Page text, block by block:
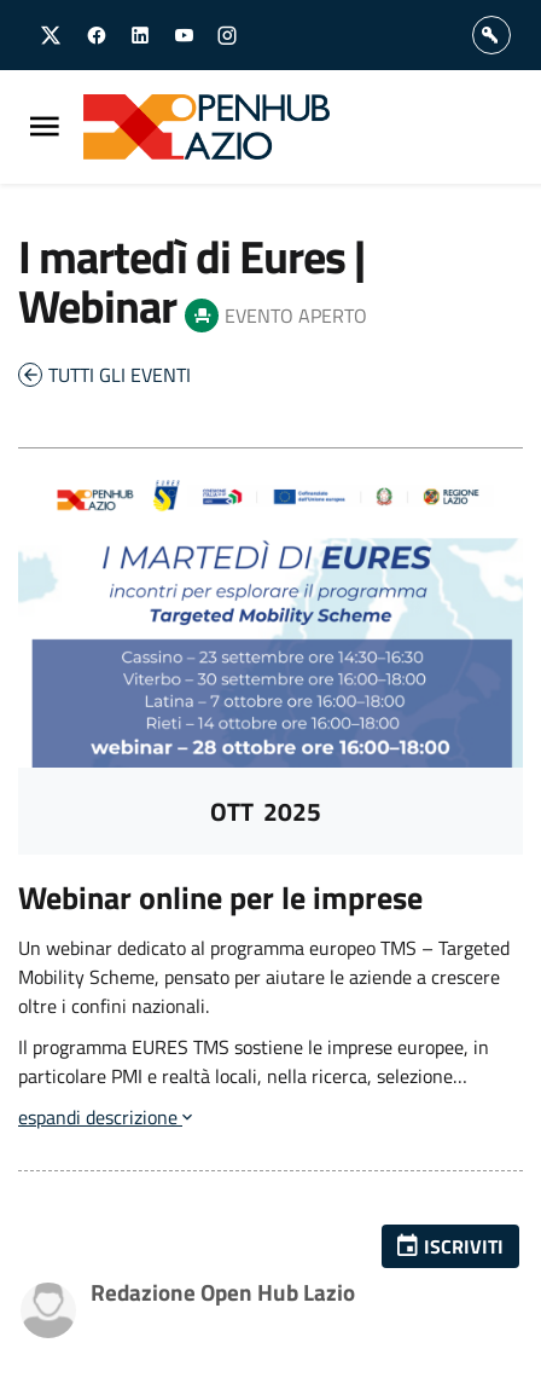
contenuto
principale
footer
I martedì di Eures |
Webinar EVENTO APERTO
TUTTI GLI EVENTI
OTT 2025
Webinar online per le imprese
Un webinar dedicato al programma europeo TMS – Targeted
Mobility Scheme, pensato per aiutare le aziende a crescere
oltre i confini nazionali.
Il programma EURES TMS sostiene le imprese europee, in
particolare PMI e realtà locali, nella ricerca, selezione…
espandi descrizione
ISCRIVITI
Redazione Open Hub Lazio